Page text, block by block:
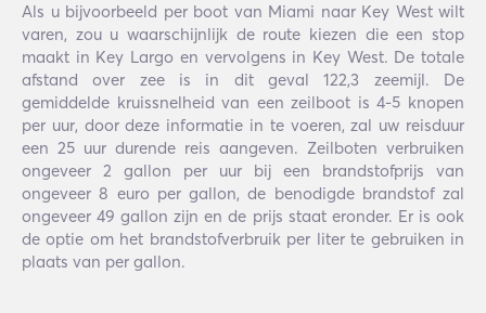
Als u bijvoorbeeld per boot van Miami naar Key West wilt
varen, zou u waarschijnlijk de route kiezen die een stop
maakt in Key Largo en vervolgens in Key West. De totale
afstand over zee is in dit geval 122,3 zeemijl. De
gemiddelde kruissnelheid van een zeilboot is 4-5 knopen
per uur, door deze informatie in te voeren, zal uw reisduur
een 25 uur durende reis aangeven. Zeilboten verbruiken
ongeveer 2 gallon per uur bij een brandstofprijs van
ongeveer 8 euro per gallon, de benodigde brandstof zal
ongeveer 49 gallon zijn en de prijs staat eronder. Er is ook
de optie om het brandstofverbruik per liter te gebruiken in
plaats van per gallon.